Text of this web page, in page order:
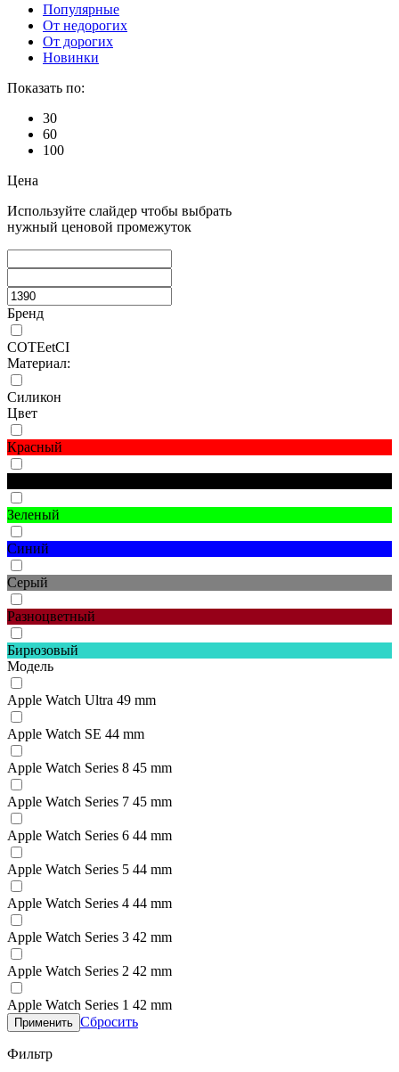
Популярные
От недорогих
От дорогих
Новинки
Показать по:
30
60
100
Цена
Используйте слайдер чтобы выбрать
нужный ценовой промежуток
Бренд
COTEetCI
Материал:
Силикон
Цвет
Красный
Зеленый
Синий
Серый
Разноцветный
Бирюзовый
Модель
Apple Watch Ultra 49 mm
Apple Watch SE 44 mm
Apple Watch Series 8 45 mm
Apple Watch Series 7 45 mm
Apple Watch Series 6 44 mm
Apple Watch Series 5 44 mm
Apple Watch Series 4 44 mm
Apple Watch Series 3 42 mm
Apple Watch Series 2 42 mm
Apple Watch Series 1 42 mm
Применить Сбросить
Фильтр